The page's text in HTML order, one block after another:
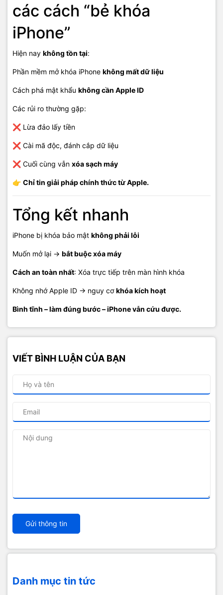
các cách “bẻ khóa
iPhone”
Hiện nay không tồn tại:
Phần mềm mở khóa iPhone không mất dữ liệu
Cách phá mật khẩu không cần Apple ID
Các rủi ro thường gặp:
❌ Lừa đảo lấy tiền
❌ Cài mã độc, đánh cắp dữ liệu
❌ Cuối cùng vẫn xóa sạch máy
👉 Chỉ tin giải pháp chính thức từ Apple.
Tổng kết nhanh
iPhone bị khóa bảo mật không phải lỗi
Muốn mở lại → bắt buộc xóa máy
Cách an toàn nhất: Xóa trực tiếp trên màn hình khóa
Không nhớ Apple ID → nguy cơkhóa kích hoạt
Bình tĩnh – làm đúng bước – iPhone vẫn cứu được.
VIẾT BÌNH LUẬN CỦA BẠN
Gửi thông tin
Danh mục tin tức